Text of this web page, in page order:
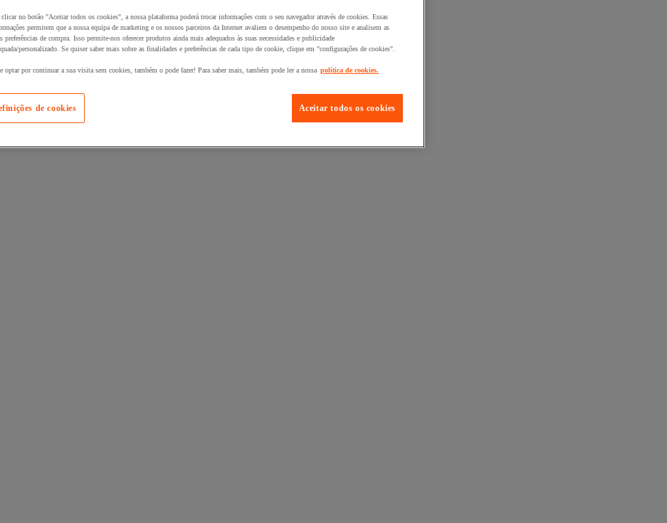
no botão "Aceitar todos os cookies", a nossa plataforma poderá trocar informações com o seu navegador através de cookies. Essas
permitem que a nossa equipa de marketing e os nossos parceiros da Internet avaliem o desempenho do nosso site e analisem as
preferências de compra. Isso permite-nos oferecer produtos ainda mais adequados às suas necessidades e publicidade
personalizado. Se quiser saber mais sobre as finalidades e preferências de cada tipo de cookie, clique em "configurações de cookies".
optar por continuar a sua visita sem cookies, também o pode fazer! Para saber mais, também pode ler a nossa política de cookies.
Aceitar todos os cookies
de cookies